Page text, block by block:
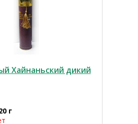
Хайнаньский дикий
г